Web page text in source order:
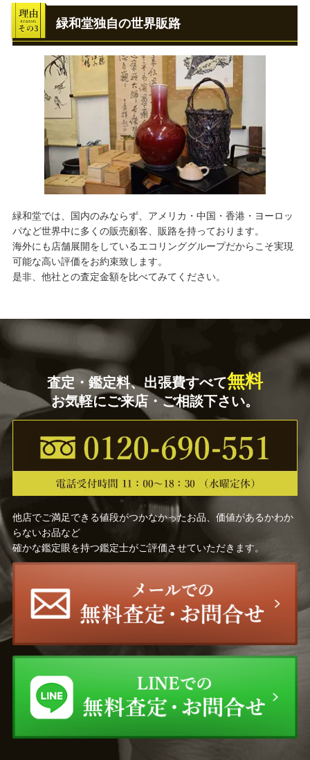
緑和堂独自の世界販路
緑和堂では、国内のみならず、アメリカ・中国・香港・ヨーロッ
パなど世界中に多くの販売顧客、販路を持っております。
海外にも店舗展開をしているエコリンググループだからこそ実現
可能な高い評価をお約束致します。
是非、他社との査定金額を比べてみてください。
査定・鑑定料、出張費すべて無料
お気軽にご来店・ご相談下さい。
他店でご満足できる値段がつかなかったお品、価値があるかわか
らないお品など
確かな鑑定眼を持つ鑑定士がご評価させていただきます。